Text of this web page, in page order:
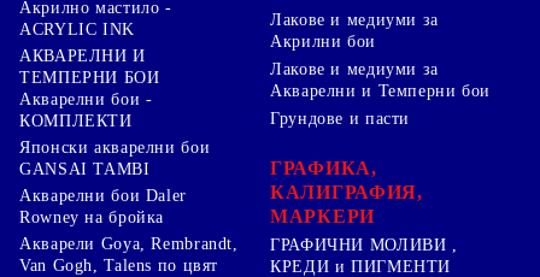
Акрилно мастило -
ACRYLIC INK
АКВАРЕЛНИ И
ТЕМПЕРНИ БОИ
Акварелни бои -
КОМПЛЕКТИ
Японски акварелни бои
GANSAI TAMBI
Акварелни бои Daler
Rowney на бройка
Акварели Goya, Rembrandt,
Van Gogh, Talens по цвят
Лакове и медиуми за
Акрилни бои
Лакове и медиуми за
Акварелни и Темперни бои
Грундове и пасти
ГРАФИКА,
КАЛИГРАФИЯ,
МАРКЕРИ
ГРАФИЧНИ МОЛИВИ ,
КРЕДИ и ПИГМЕНТИ